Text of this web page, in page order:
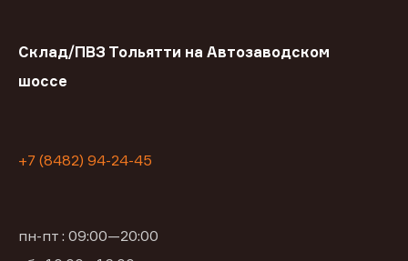
Склад/ПВЗ Тольятти на Автозаводском
шоссе
+7 (8482) 94-24-45
пн-пт : 09:00—20:00